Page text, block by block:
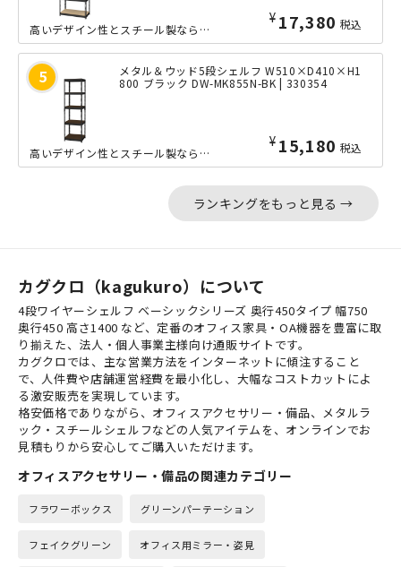
¥ 17,380 税込
高いデザイン性とスチール製ならではの耐久力を両立した、ワイドなW810mmサイズ...
メタル＆ウッド5段シェルフ W510×D410×H1
800 ブラック DW-MK855N-BK | 330354
¥ 15,180 税込
高いデザイン性とスチール製ならではの耐久力を両立した、コンパクトなW510mmサ...
ランキングをもっと見る →
カグクロ（kagukuro）について
4段ワイヤーシェルフ ベーシックシリーズ 奥行450タイプ 幅750
奥行450 高さ1400 など、定番のオフィス家具・OA機器を豊富に取
り揃えた、法人・個人事業主様向け通販サイトです。
カグクロでは、主な営業方法をインターネットに傾注すること
で、人件費や店舗運営経費を最小化し、大幅なコストカットによ
る激安販売を実現しています。
格安価格でありながら、オフィスアクセサリー・備品、メタルラ
ック・スチールシェルフなどの人気アイテムを、オンラインでお
見積もりから安心してご購入いただけます。
オフィスアクセサリー・備品の関連カテゴリー
フラワーボックス グリーンパーテーション
フェイクグリーン オフィス用ミラー・姿見